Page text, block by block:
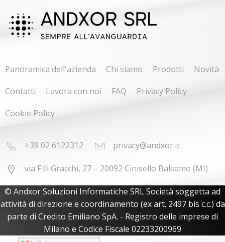
Panoramica dell'azienda Chi siamo Prodotti
Novità
Contatti
Lavora con noi FAQ
Privacy Policy
Cookie Policy
+39 02 6122312 privacy@andxor.it
via F.lli Gracchi, 27 – 20092 Cinisello Balsamo (MI)
© Andxor Soluzioni Informatiche SRL Società soggetta ad
attività di direzione e coordinamento (ex art. 2497 bis c.c.) da
parte di Credito Emiliano SpA. - Registro delle imprese di
Milano e Codice Fiscale 02233200969